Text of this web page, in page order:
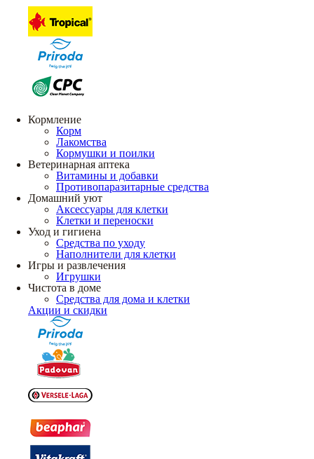
Кормление
Корм
Лакомства
Кормушки и поилки
Ветеринарная аптека
Витамины и добавки
Противопаразитарные средства
Домашний уют
Аксессуары для клетки
Клетки и переноски
Уход и гигиена
Средства по уходу
Наполнители для клетки
Игры и развлечения
Игрушки
Чистота в доме
Средства для дома и клетки
Акции и скидки